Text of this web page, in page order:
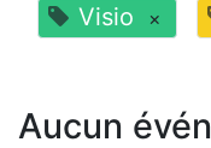
Visio ×
Aucun